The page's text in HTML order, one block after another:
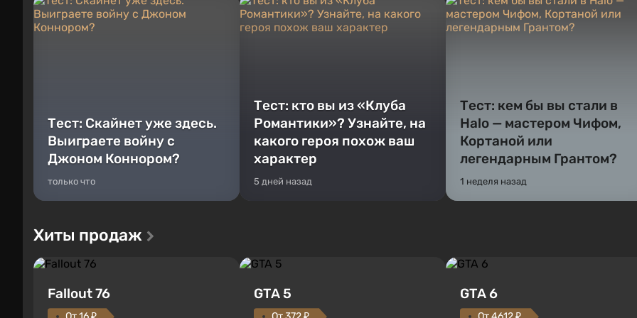
Тест: Скайнет уже здесь.
Выиграете войну с
Джоном Коннором?
только что
Тест: кто вы из «Клуба
Романтики»? Узнайте, на
какого героя похож ваш
характер
5 дней назад
Тест: кем бы вы стали в
Halo — мастером Чифом,
Кортаной или
легендарным Грантом?
1 неделя назад
Хиты продаж
Fallout 76 GTA 5 GTA 6